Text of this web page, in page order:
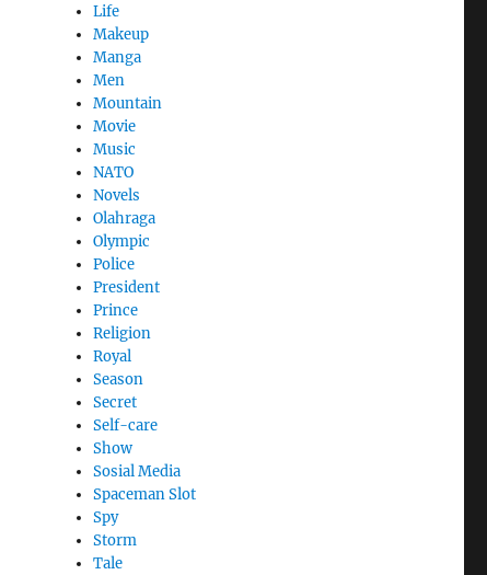
Life
Makeup
Manga
Men
Mountain
Movie
Music
NATO
Novels
Olahraga
Olympic
Police
President
Prince
Religion
Royal
Season
Secret
Self-care
Show
Sosial Media
Spaceman Slot
Spy
Storm
Tale